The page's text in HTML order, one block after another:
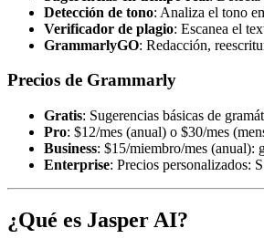
Detección de tono: Analiza el tono
Verificador de plagio: Escanea el
GrammarlyGO: Redacción,
Precios de Grammarly
Gratis: Sugerencias básicas de
Pro: $12/mes (anual) o $30/mes
Business: $15/miembro/mes (anual):
Enterprise: Precios personalizados:
¿Qué es Jasper AI?